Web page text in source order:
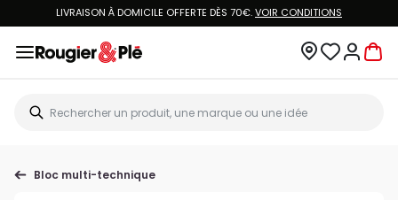
LIVRAISON À DOMICILE OFFERTE DÈS 70€.VOIR CONDITIONS
Bloc multi-technique